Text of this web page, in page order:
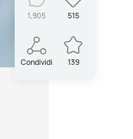
1,905 515
Condividi 139